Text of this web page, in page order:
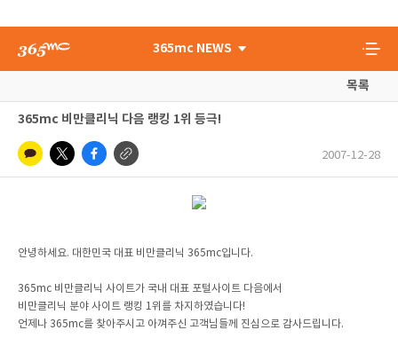
365mc NEWS
목록
365mc 비만클리닉 다음 랭킹 1위 등극!
2007-12-28
안녕하세요. 대한민국 대표 비만클리닉 365mc입니다.
365mc 비만클리닉 사이트가 국내 대표 포털사이트 다음에서
비만클리닉 분야 사이트 랭킹 1위를 차지하였습니다!
언제나 365mc를 찾아주시고 아껴주신 고객님들께 진심으로 감사드립니다.